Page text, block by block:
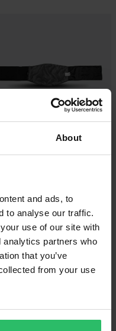
About
and ads, to
to analyse our traffic.
use of our site with
analytics partners who
that you’ve
from your use